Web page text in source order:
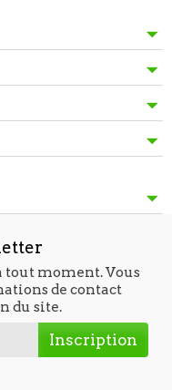
tout moment. Vous
de contact
du site.